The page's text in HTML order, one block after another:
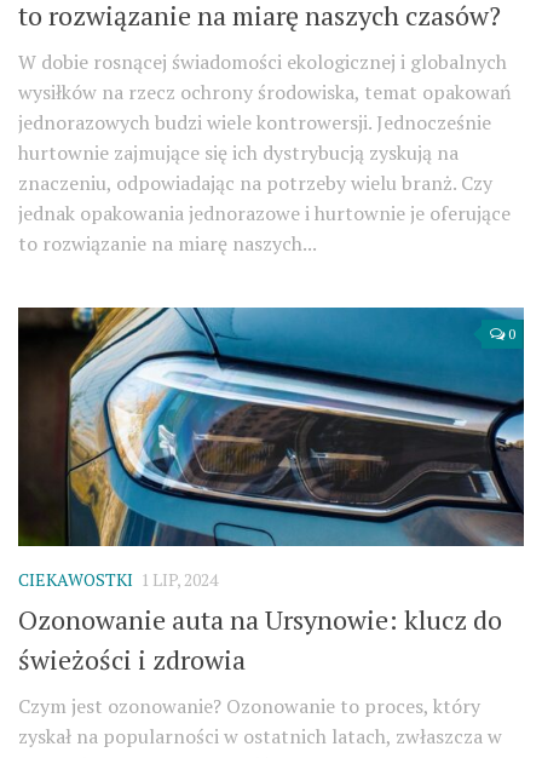
to rozwiązanie na miarę naszych czasów?
W dobie rosnącej świadomości ekologicznej i globalnych
wysiłków na rzecz ochrony środowiska, temat opakowań
jednorazowych budzi wiele kontrowersji. Jednocześnie
hurtownie zajmujące się ich dystrybucją zyskują na
znaczeniu, odpowiadając na potrzeby wielu branż. Czy
jednak opakowania jednorazowe i hurtownie je oferujące
to rozwiązanie na miarę naszych...
0
CIEKAWOSTKI 1 LIP, 2024
Ozonowanie auta na Ursynowie: klucz do
świeżości i zdrowia
Czym jest ozonowanie? Ozonowanie to proces, który
zyskał na popularności w ostatnich latach, zwłaszcza w